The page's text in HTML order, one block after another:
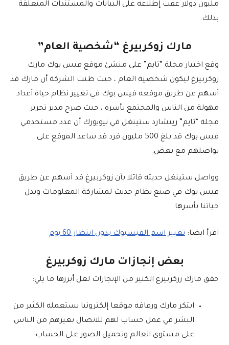
مليون دولار عقب إطلاعه على البيانات والمستندات المتعلقة
بذلك.
مارك زوكربيرغ “شخصية العام”
وقع اختيار مجلة “تايم” على منشئ موقع فيس بوك مارك
زوكربيرغ ليكون شخصية العام ، حيث ظنت الشركة أن مارك قد
أسهم عن طريق موقعه فيس بوك في تغيير نظام حياة أعداد
مهولة من الناس والمجتمع بأسره ، حيث صرح مدير تحرير
مجلة “تايم” ريتشارد ستينغل في نيويورك أن عدد مستخدمي
فيس بوك قد بلغ 500 مليون فرد قد ساعد الموقع على
تواصلهم مع بعض.
وواصل ستينغل حديثه قائلا بأن زوكربيرغ قد أسهم عن طريق
فيس بوك في صنع نظام حديث لمشاركة المعلومات وبدل
حياتنا بأسرها.
اقرأ ايضا: تغيير اسم الفيسبوك بدون انتظار 60 يوم
بعض إنجازات مارك زوكربيرغ
حقق مارك زركربيرغ الكثير من الإنجازات لعل أبرزها ما يلي:
ابتكر مارك ورفاقه موقعا إلكترونيا يستعمله الكثير من
البشر في عمل حساب لهم للاتصال بغيرهم من الناس
على مستوى العالم وتحميل الصور على الحساب